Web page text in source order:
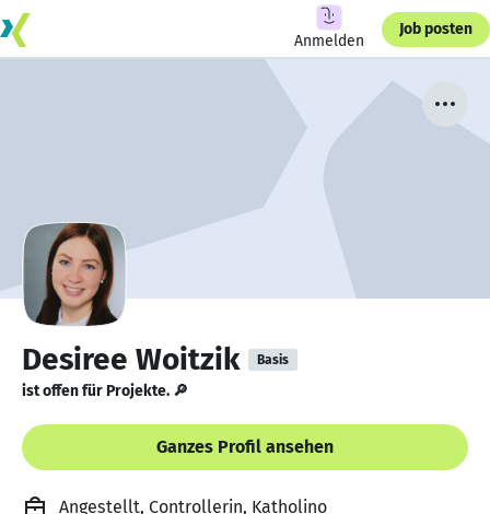
Anmelden
Job posten
Desiree Woitzik Basis
ist offen für Projekte. 🔎
Ganzes Profil ansehen
Angestellt, Controllerin, Katholino